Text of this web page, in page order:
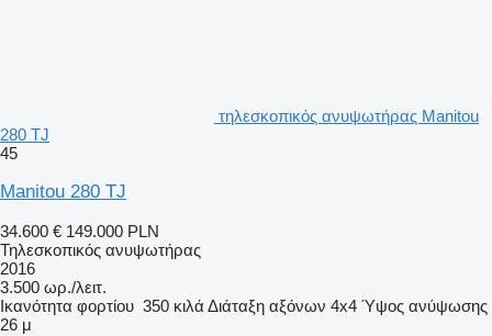
τηλεσκοπικός ανυψωτήρας Manitou
280 TJ
45
Manitou 280 TJ
34.600 € 149.000 PLN
Τηλεσκοπικός ανυψωτήρας
2016
3.500 ωρ./λειτ.
Ικανότητα φορτίου 350 κιλά Διάταξη αξόνων 4x4 Ύψος ανύψωσης
26 μ